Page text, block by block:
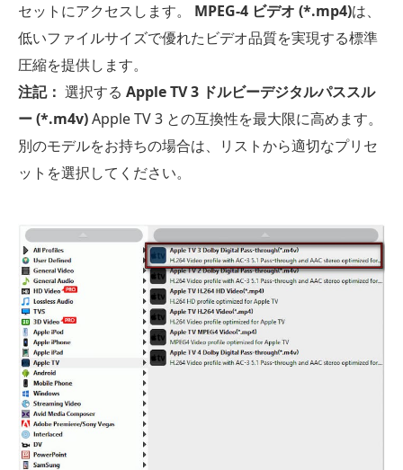
セットにアクセスします。 MPEG-4 ビデオ (*.mp4)は、
低いファイルサイズで優れたビデオ品質を実現する標準
圧縮を提供します。
注記： 選択する Apple TV 3 ドルビーデジタルパススル
ー (*.m4v)Apple TV 3 との互換性を最大限に高めます。
別のモデルをお持ちの場合は、リストから適切なプリセ
ットを選択してください。